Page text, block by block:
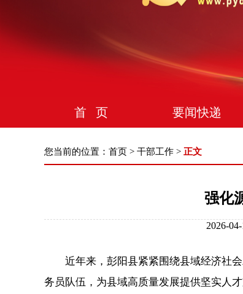
首 页 要闻快递
您当前的位置： 首页 > 干部工作 > 正文
强化
2026-
近年来，彭阳县紧紧围绕县域经济社会
务员队伍，为县域高质量发展提供坚实人才